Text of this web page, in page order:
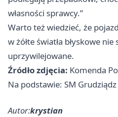
własności sprawcy.”
Warto też wiedzieć, że
w żółte światła błyskowe nie
uprzywilejowane.
Źródło zdjęcia: Komenda
Na podstawie: SM Grudziądz
Autor:krystian